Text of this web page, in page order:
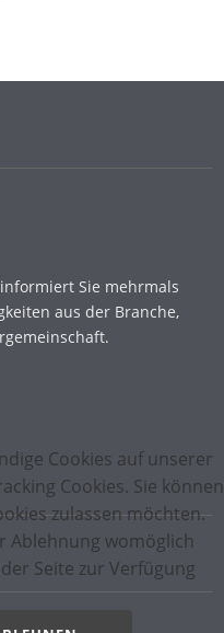
Sie mehrmals
aus der Branche,
Cookies auf unserer
Cookies. Sie können
zulassen möchten.
Ablehnung womöglich
Seite zur Verfügung